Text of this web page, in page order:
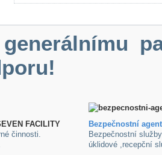
FACILITY
činnosti.
Bezpečnostní
Bezpečnostní
úklidové ,recepční